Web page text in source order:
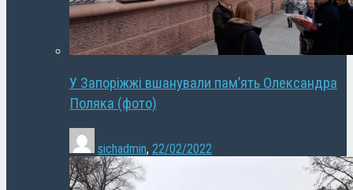
У Запоріжжі вшанували пам’ять Олександра
Поляка (фото)
sichadmin, 22/02/2022